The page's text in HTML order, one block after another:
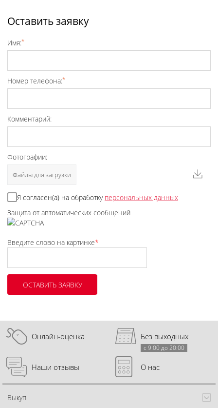
Оставить заявку
Имя:*
Номер телефона:*
Комментарий:
Фотографии:
Файлы для загрузки
Я согласен(а) на обработку персональных данных
Защита от автоматических сообщений
Введите слово на картинке*
Онлайн-оценка Без выходных
с 9:00 до 20:00
Наши отзывы О нас
Выкуп